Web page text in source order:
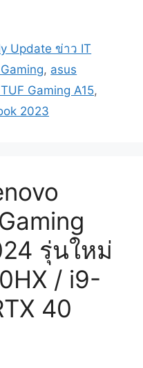
Update ข่าว IT
, asus
Gaming A15,
2023
รุ่นใหม่
/ i9-
40